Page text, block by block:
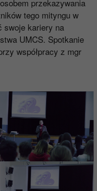
przekazywania
tego mityngu w
swoje kariery na
UMCS. Spotkanie
współpracy z mgr